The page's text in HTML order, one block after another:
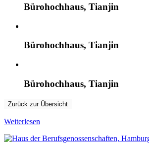
Bürohochhaus, Tianjin
Bürohochhaus, Tianjin
Bürohochhaus, Tianjin
Zurück zur Übersicht
Weiterlesen